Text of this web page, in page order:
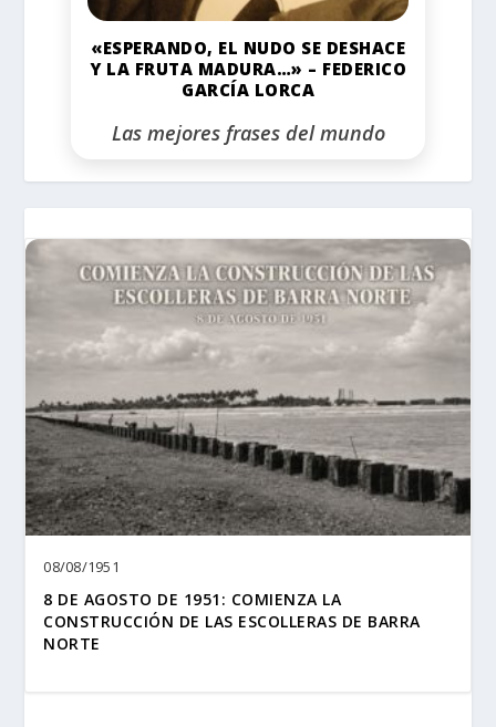
«ESPERANDO, EL NUDO SE DESHACE
Y LA FRUTA MADURA…» – FEDERICO
GARCÍA LORCA
Las mejores frases del mundo
08/08/1951
8 DE AGOSTO DE 1951: COMIENZA LA
CONSTRUCCIÓN DE LAS ESCOLLERAS DE BARRA
NORTE